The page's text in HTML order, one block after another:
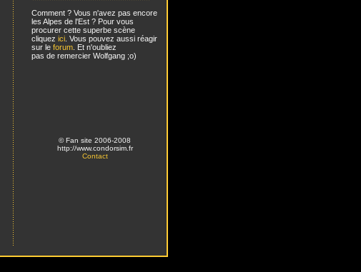
Comment ? Vous n'avez pas encore
les Alpes de l'Est ? Pour vous
procurer cette superbe scène
cliquez ici . Vous pouvez aussi réagir
sur le forum . Et n'oubliez
pas de remercier Wolfgang ;o)
© Fan site 2006-2008
http://www.condorsim.fr
Contact